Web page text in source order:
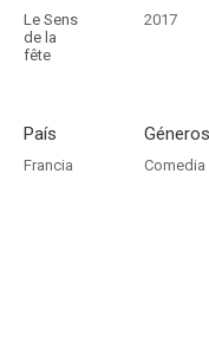
Le Sens
de la
fête
2017
País
Francia
Géneros
Comedia